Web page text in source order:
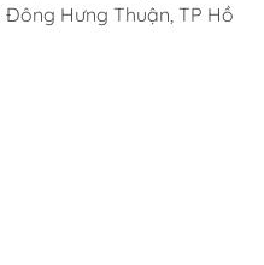
Đông Hưng Thuận, TP Hồ